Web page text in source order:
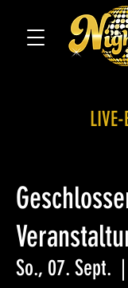
LIVE-
So., 07. Sept.
  |